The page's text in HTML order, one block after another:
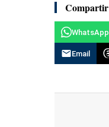
Compartir
WhatsApp
Email